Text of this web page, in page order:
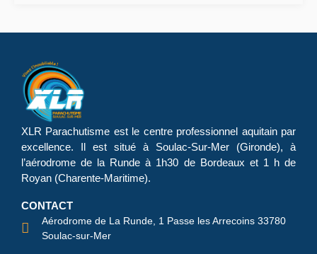
XLR Parachutisme est le centre professionnel aquitain par
excellence. Il est situé à Soulac-Sur-Mer (Gironde), à
l’aérodrome de la Runde à 1h30 de Bordeaux et 1 h de
Royan (Charente-Maritime).
CONTACT
Aérodrome de La Runde, 1 Passe les Arrecoins 33780
Soulac-sur-Mer